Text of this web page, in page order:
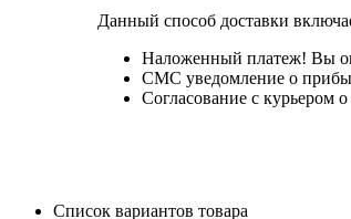
Данный способ доставки
Наложенный платеж! Вы
СМС уведомление о
Согласование с курьером
Список вариантов товара